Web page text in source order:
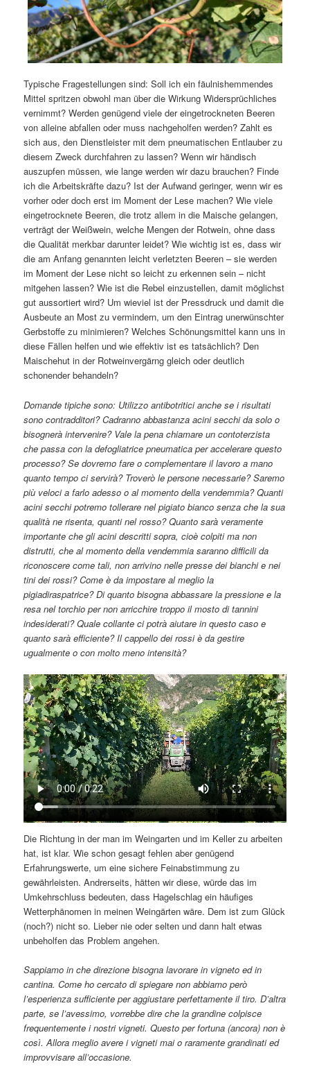
Typische Fragestellungen sind: Soll ich ein fäulnishemmendes
Mittel spritzen obwohl man über die Wirkung Widersprüchliches
vernimmt? Werden genügend viele der eingetrockneten Beeren
von alleine abfallen oder muss nachgeholfen werden? Zahlt es
sich aus, den Dienstleister mit dem pneumatischen Entlauber zu
diesem Zweck durchfahren zu lassen? Wenn wir händisch
auszupfen müssen, wie lange werden wir dazu brauchen? Finde
ich die Arbeitskräfte dazu? Ist der Aufwand geringer, wenn wir es
vorher oder doch erst im Moment der Lese machen? Wie viele
eingetrocknete Beeren, die trotz allem in die Maische gelangen,
verträgt der Weißwein, welche Mengen der Rotwein, ohne dass
die Qualität merkbar darunter leidet? Wie wichtig ist es, dass wir
die am Anfang genannten leicht verletzten Beeren – sie werden
im Moment der Lese nicht so leicht zu erkennen sein – nicht
mitgehen lassen? Wie ist die Rebel einzustellen, damit möglichst
gut aussortiert wird? Um wieviel ist der Pressdruck und damit die
Ausbeute an Most zu vermindern, um den Eintrag unerwünschter
Gerbstoffe zu minimieren? Welches Schönungsmittel kann uns in
diese Fällen helfen und wie effektiv ist es tatsächlich? Den
Maischehut in der Rotweinvergärng gleich oder deutlich
schonender behandeln?
Domande tipiche sono: Utilizzo antibotritici anche se i risultati
sono contradditori? Cadranno abbastanza acini secchi da solo o
bisognerà intervenire? Vale la pena chiamare un contoterzista
che passa con la defogliatrice pneumatica per accelerare questo
processo? Se dovremo fare o complementare il lavoro a mano
quanto tempo ci servirà? Troverò le persone necessarie? Saremo
più veloci a farlo adesso o al momento della vendemmia? Quanti
acini secchi potremo tollerare nel pigiato bianco senza che la sua
qualità ne risenta, quanti nel rosso? Quanto sarà veramente
importante che gli acini descritti sopra, cioè colpiti ma non
distrutti, che al momento della vendemmia saranno difficili da
riconoscere come tali, non arrivino nelle presse dei bianchi e nei
tini dei rossi? Come è da impostare al meglio la
pigiadiraspatrice? Di quanto bisogna abbassare la pressione e la
resa nel torchio per non arricchire troppo il mosto di tannini
indesiderati? Quale collante ci potrà aiutare in questo caso e
quanto sarà efficiente? Il cappello dei rossi è da gestire
ugualmente o con molto meno intensità?
Die Richtung in der man im Weingarten und im Keller zu arbeiten
hat, ist klar. Wie schon gesagt fehlen aber genügend
Erfahrungswerte, um eine sichere Feinabstimmung zu
gewährleisten. Andrerseits, hätten wir diese, würde das im
Umkehrschluss bedeuten, dass Hagelschlag ein häufiges
Wetterphänomen in meinen Weingärten wäre. Dem ist zum Glück
(noch?) nicht so. Lieber nie oder selten und dann halt etwas
unbeholfen das Problem angehen.
Sappiamo in che direzione bisogna lavorare in vigneto ed in
cantina. Come ho cercato di spiegare non abbiamo però
l’esperienza sufficiente per aggiustare perfettamente il tiro. D’altra
parte, se l’avessimo, vorrebbe dire che la grandine colpisce
frequentemente i nostri vigneti. Questo per fortuna (ancora) non è
così. Allora meglio avere i vigneti mai o raramente grandinati ed
improvvisare all’occasione.